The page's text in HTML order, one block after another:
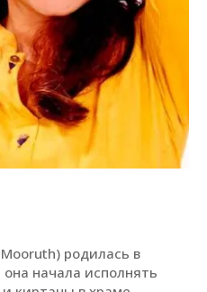
родилась в
начала исполнять